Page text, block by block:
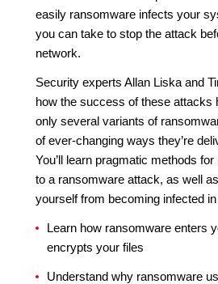
easily ransomware infects your
you can take to stop the attack
network.
Security experts Allan Liska and
how the success of these attacks
only several variants of
of ever-changing ways they’re
You’ll learn pragmatic methods
to a ransomware attack, as well
yourself from becoming infected
Learn how ransomware enters
encrypts your files
Understand why ransomware